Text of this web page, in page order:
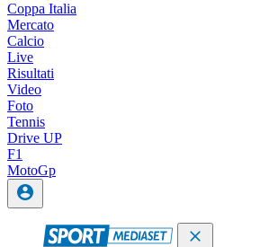
Coppa Italia
Mercato
Calcio
Live
Risultati
Video
Foto
Tennis
Drive UP
F1
MotoGp